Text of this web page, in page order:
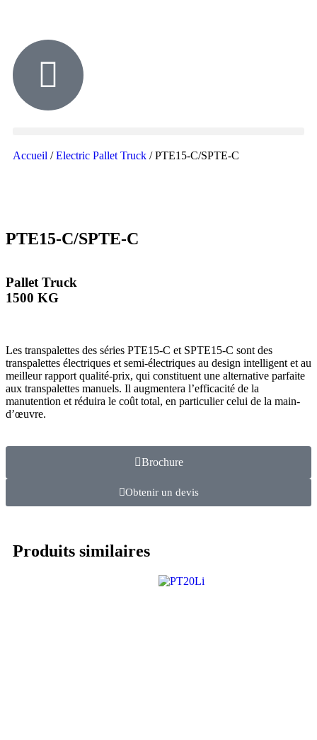
Accueil /Electric Pallet Truck / PTE15-C/SPTE-C
PTE15-C/SPTE-C
Pallet Truck
1500 KG
Les transpalettes des séries PTE15-C et SPTE15-C sont des
transpalettes électriques et semi-électriques au design intelligent et au
meilleur rapport qualité-prix, qui constituent une alternative parfaite
aux transpalettes manuels. Il augmentera l’efficacité de la
manutention et réduira le coût total, en particulier celui de la main-
d’œuvre.
Brochure
Obtenir un devis
Produits similaires